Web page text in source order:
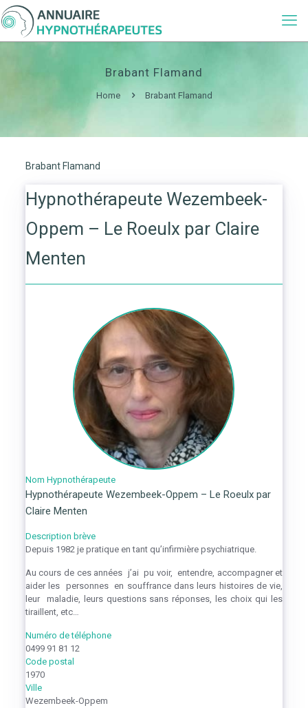
Brabant Flamand
Home Brabant Flamand
Brabant Flamand
Hypnothérapeute Wezembeek-
Oppem – Le Roeulx par Claire
Menten
Nom Hypnothérapeute
Hypnothérapeute Wezembeek-Oppem – Le Roeulx par
Claire Menten
Description brève
Depuis 1982 je pratique en tant qu’infirmière psychiatrique.
Au cours de ces années j’ai pu voir, entendre, accompagner et
aider les personnes en souffrance dans leurs histoires de vie,
leur maladie, leurs questions sans réponses, les choix qui les
tiraillent, etc…
Numéro de téléphone
0499 91 81 12
Code postal
1970
Ville
Wezembeek-Oppem